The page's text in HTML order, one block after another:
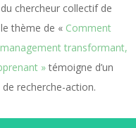
chercheur collectif de
thème de « Comment
transformant,
»témoigne d’un
recherche-action.